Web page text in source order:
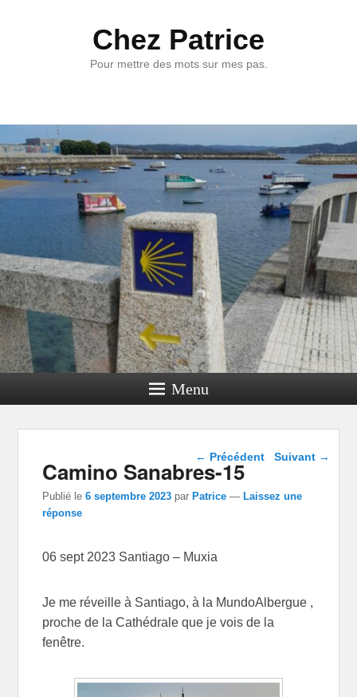
Chez Patrice
Pour mettre des mots sur mes pas.
Menu
Navigation dans les
← Précédent Suivant →
Camino Sanabres-15
Publié le6 septembre 2023 par Patrice — Laissez une
réponse
06 sept 2023 Santiago – Muxia
Je me réveille à Santiago, à la MundoAlbergue ,
proche de la Cathédrale que je vois de la
fenêtre.